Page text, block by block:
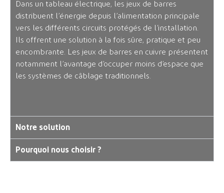
Dans un tableau électrique, les jeux de barres
distribuent l’énergie depuis l’alimentation principale
vers les différents circuits protégés de l’installation.
Ils offrent une solution à la fois sûre, pratique et peu
encombrante. Les jeux de barres en cuivre présentent
notamment l’avantage d’occuper moins d’espace que
les systèmes de câblage traditionnels.
Notre solution
Pourquoi nous choisir ?